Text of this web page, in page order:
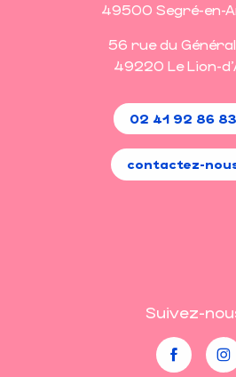
49500 Segré-en-
56 rue du
49220 Le Lion-
02 41 92 86 83
contactez-
Suivez-